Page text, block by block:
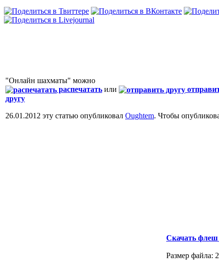
"Онлайн шахматы" можно
распечатать или
другу
26.01.2012 эту статью опубликовал Oughtem. Чтобы
Скачать
Размер файла: